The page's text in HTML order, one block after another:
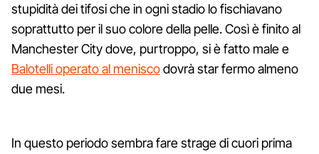
stupidità dei tifosi che in ogni stadio lo fischiavano
soprattutto per il suo colore della pelle. Così è finito al
Manchester City dove, purtroppo, si è fatto male e
Balotelli operato al meniscodovrà star fermo almeno
due mesi.
In questo periodo sembra fare strage di cuori prima